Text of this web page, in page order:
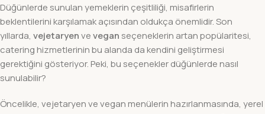
Düğünlerde sunulan yemeklerin çeşitliliği, misafirlerin
beklentilerini karşılamak açısından oldukça önemlidir. Son
yıllarda, vejetaryenvevegan seçeneklerin artan popülaritesi,
catering hizmetlerinin bu alanda da kendini geliştirmesi
gerektiğini gösteriyor. Peki, bu seçenekler düğünlerde nasıl
sunulabilir?
Öncelikle, vejetaryen ve vegan menülerin hazırlanmasında, yerel